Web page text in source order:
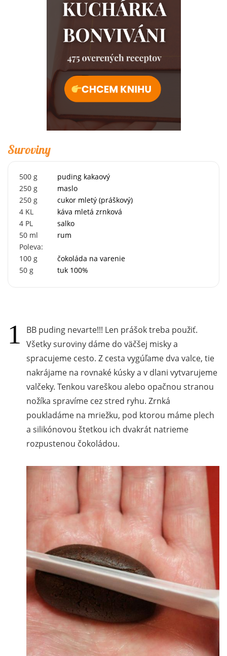
Suroviny
500 g
puding kakaový
250 g
maslo
250 g
cukor mletý (práškový)
4 KL
káva mletá zrnková
4 PL
salko
50 ml
rum
Poleva:
100 g
čokoláda na varenie
50 g tuk 100%
BB puding nevarte!!! Len prášok treba použiť.
Všetky suroviny dáme do väčšej misky a
spracujeme cesto. Z cesta vygúľame dva valce, tie
nakrájame na rovnaké kúsky a v dlani vytvarujeme
valčeky. Tenkou vareškou alebo opačnou stranou
nožíka spravíme cez stred ryhu. Zrnká
poukladáme na mriežku, pod ktorou máme plech
a silikónovou štetkou ich dvakrát natrieme
rozpustenou čokoládou.